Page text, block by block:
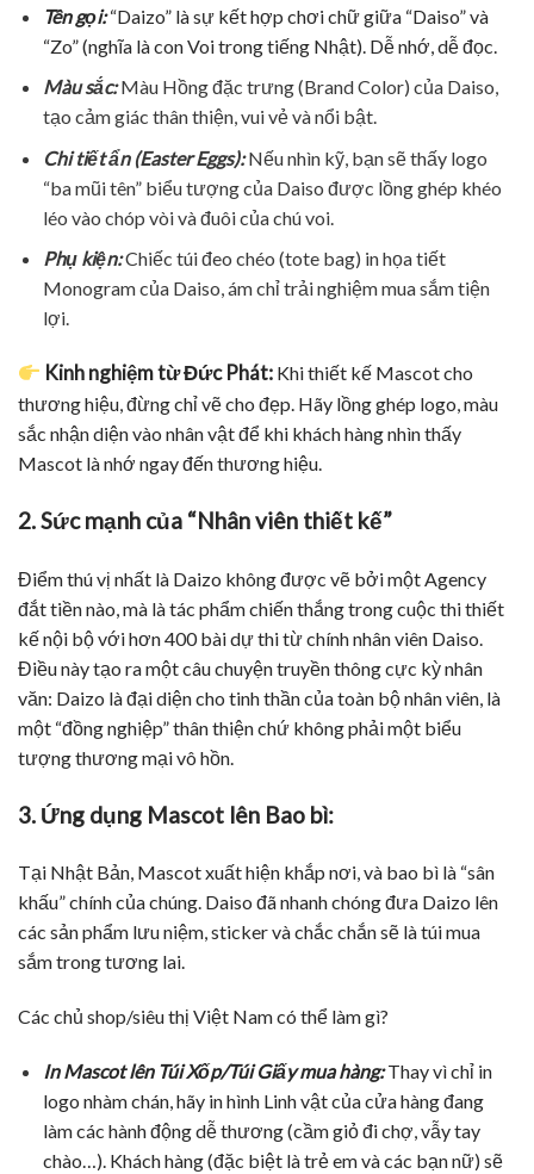
Tên gọi:“Daizo” là sự kết hợp chơi chữ giữa “Daiso” và
“Zo” (nghĩa là con Voi trong tiếng Nhật). Dễ nhớ, dễ đọc.
Màu sắc:Màu Hồng đặc trưng (Brand Color) của Daiso,
tạo cảm giác thân thiện, vui vẻ và nổi bật.
Chi tiết ẩn (Easter Eggs):Nếu nhìn kỹ, bạn sẽ thấy logo
“ba mũi tên” biểu tượng của Daiso được lồng ghép khéo
léo vào chóp vòi và đuôi của chú voi.
Phụ kiện:Chiếc túi đeo chéo (tote bag) in họa tiết
Monogram của Daiso, ám chỉ trải nghiệm mua sắm tiện
lợi.
Kinh nghiệm từ Đức Phát: Khi thiết kế Mascot cho
thương hiệu, đừng chỉ vẽ cho đẹp. Hãy lồng ghép logo, màu
sắc nhận diện vào nhân vật để khi khách hàng nhìn thấy
Mascot là nhớ ngay đến thương hiệu.
2. Sức mạnh của “Nhân viên thiết kế”
Điểm thú vị nhất là Daizo không được vẽ bởi một Agency
đắt tiền nào, mà là tác phẩm chiến thắng trong cuộc thi thiết
kế nội bộ với hơn 400 bài dự thi từ chính nhân viên Daiso.
Điều này tạo ra một câu chuyện truyền thông cực kỳ nhân
văn: Daizo là đại diện cho tinh thần của toàn bộ nhân viên, là
một “đồng nghiệp” thân thiện chứ không phải một biểu
tượng thương mại vô hồn.
3. Ứng dụng Mascot lên Bao bì:
Tại Nhật Bản, Mascot xuất hiện khắp nơi, và bao bì là “sân
khấu” chính của chúng. Daiso đã nhanh chóng đưa Daizo lên
các sản phẩm lưu niệm, sticker và chắc chắn sẽ là túi mua
sắm trong tương lai.
Các chủ shop/siêu thị Việt Nam có thể làm gì?
In Mascot lên Túi Xốp/Túi Giấy mua hàng:Thay vì chỉ in
logo nhàm chán, hãy in hình Linh vật của cửa hàng đang
làm các hành động dễ thương (cầm giỏ đi chợ, vẫy tay
chào…). Khách hàng (đặc biệt là trẻ em và các bạn nữ) sẽ